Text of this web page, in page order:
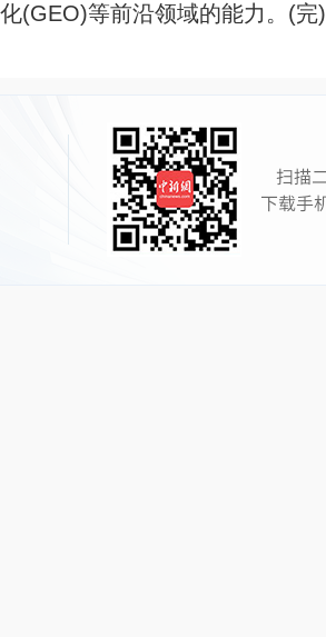
(GEO)等前沿领域的能力。(完)